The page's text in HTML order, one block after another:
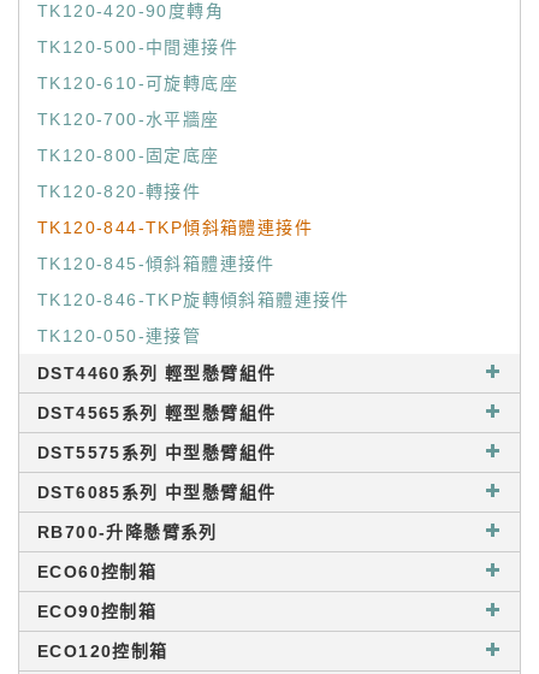
TK120-420-90度轉角
TK120-500-中間連接件
TK120-610-可旋轉底座
TK120-700-水平牆座
TK120-800-固定底座
TK120-820-轉接件
TK120-844-TKP傾斜箱體連接件
TK120-845-傾斜箱體連接件
TK120-846-TKP旋轉傾斜箱體連接件
TK120-050-連接管
DST4460系列 輕型懸臂組件
DST4565系列 輕型懸臂組件
DST5575系列 中型懸臂組件
DST6085系列 中型懸臂組件
RB700-升降懸臂系列
ECO60控制箱
ECO90控制箱
ECO120控制箱